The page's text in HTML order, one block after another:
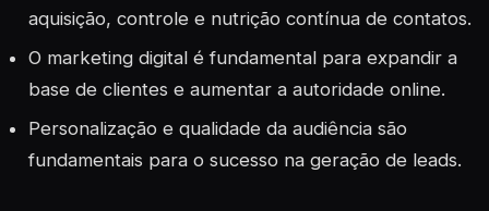
aquisição, controle e nutrição contínua de contatos.
O marketing digital é fundamental para expandir a
base de clientes e aumentar a autoridade online.
Personalização e qualidade da audiência são
fundamentais para o sucesso na geração de leads.